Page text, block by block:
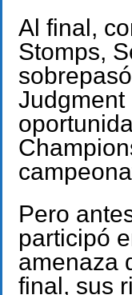
Al final,
Stomps,
Judgment
Pero
participó
amenaza
final, sus